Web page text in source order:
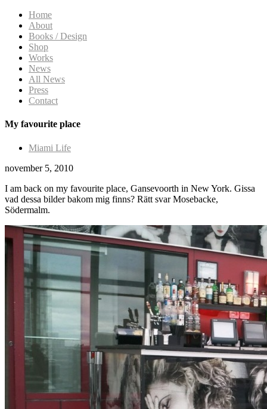
Home
About
Books / Design
Shop
Works
News
All News
Press
Contact
My favourite place
Miami Life
november 5, 2010
I am back on my favourite place, Gansevoorth in New York. Gissa
vad dessa bilder bakom mig finns? Rätt svar Mosebacke,
Södermalm.